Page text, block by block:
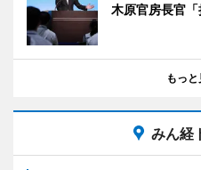
木原官房長官「
もっと
みん経